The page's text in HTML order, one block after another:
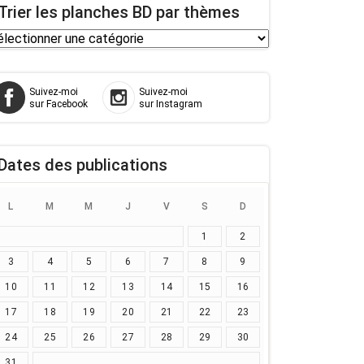
les planches BD par thèmes
Suivez-moi
sur Facebook
Suivez-moi
sur Instagram
des publications
L M M J V S D
1 2
3 4 5 6 7 8 9
10 11 12 13 14 15 16
17 18 19 20 21 22 23
24 25 26 27 28 29 30